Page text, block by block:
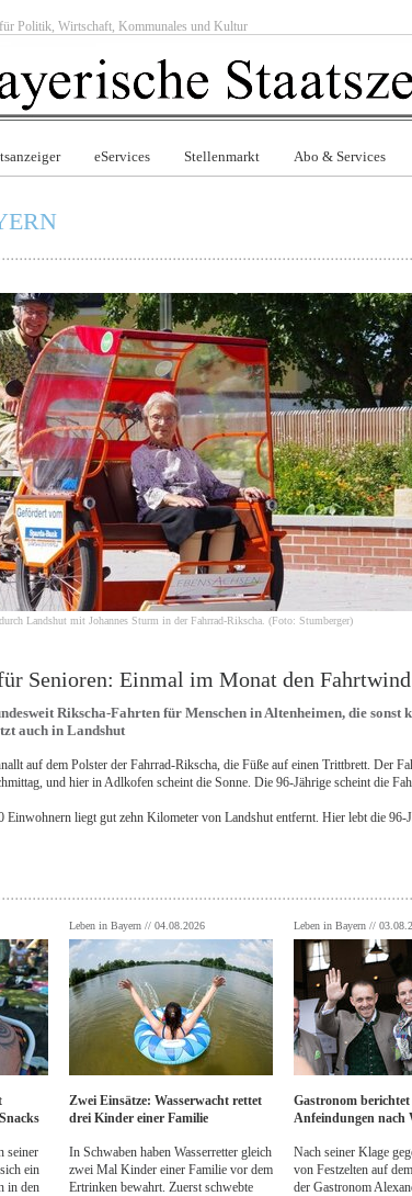
Politik, Wirtschaft, Kommunales und Kultur
eServices Stellenmarkt Abo & Services
Landshut mit Johannes Sturm in der Fahrrad-Rikscha. (Foto: Stumberger)
Senioren: Einmal im Monat den
Rikscha-Fahrten für Menschen in Altenheimen, die sonst
auch in Landshut
auf dem Polster der Fahrrad-Rikscha, die Füße auf einen Trittbrett. Der
und hier in Adlkofen scheint die Sonne. Die 96-Jährige scheint die
Einwohnern liegt gut zehn Kilometer von Landshut entfernt. Hier lebt die 96-
seiner
ein
in den
Leben in Bayern // 04.08.2026
Zwei Einsätze: Wasserwacht rettet
drei Kinder einer Familie
In Schwaben haben Wasserretter gleich
zwei Mal Kinder einer Familie vor dem
Ertrinken bewahrt. Zuerst schwebte
Leben in Bayern //
Gastronom
Anfeindungen nach
Nach seiner Klage
von Festzelten auf
der Gastronom